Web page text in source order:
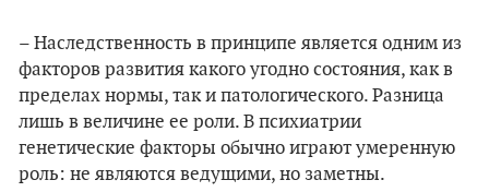
– Наследственность в принципе является одним из
факторов развития какого угодно состояния, как в
пределах нормы, так и патологического. Разница
лишь в величине ее роли. В психиатрии
генетические факторы обычно играют умеренную
роль: не являются ведущими, но заметны.